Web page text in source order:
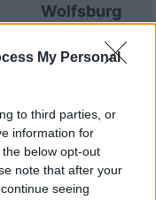
My Personal
to third parties, or
information for
below opt-out
note that after your
seeing
Wolfsburg
Amburgo
Wolfsburg
Amburgo